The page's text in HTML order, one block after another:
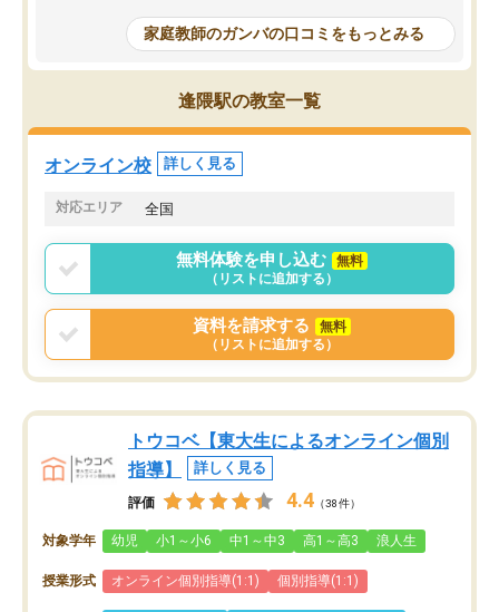
めて1年ほどだった今では平均点以上の
科目が増えてきました！あと1年受験ま
であるので無料の週末教室を使用しな
がら頑張って欲しいと思います！
問できるのでとても助か
家庭教師のガンバの口コミをもっとみる
逢隈駅の教室一覧
オンライン校 詳しく見る
対応エリア 全国
無料体験を申し込む
無料
（リストに追加する）
資料を請求する
無料
（リストに追加する）
トウコベ【東大生によるオンライン個別
指導】
詳しく見る
評価 4.4 （38件）
対象学年 幼児 小1～小6 中1～中3 高1～高3 浪人生
授業形式 オンライン個別指導(1:1) 個別指導(1:1)